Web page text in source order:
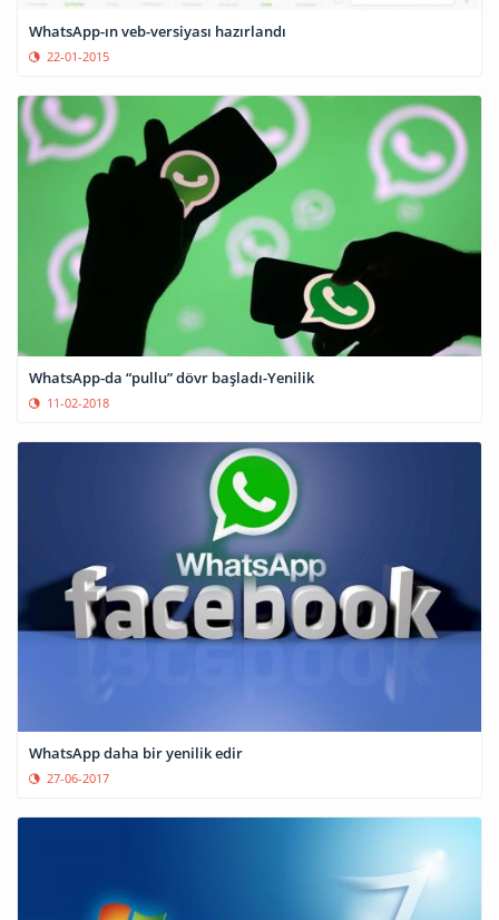
WhatsApp-ın veb-versiyası hazırlandı
22-01-2015
WhatsApp-da “pullu” dövr başladı-Yenilik
11-02-2018
WhatsApp daha bir yenilik edir
27-06-2017